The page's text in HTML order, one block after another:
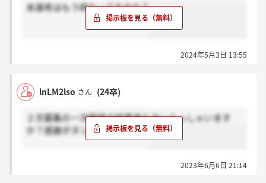
本選考はもう終わってますか？
2024年5月3日 13:55
lnLM2lso さん (24卒)
２次募集の一次面接の結果来た方いらっしゃいます
か？感謝ボタンお願いします！
2023年6月6日 21:14